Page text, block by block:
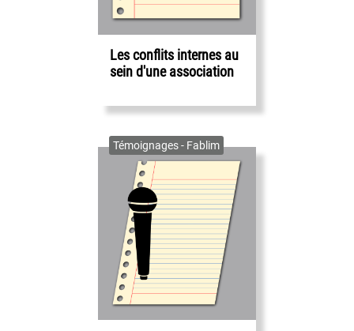
Les conflits internes au
sein d'une association
Témoignages - Fablim